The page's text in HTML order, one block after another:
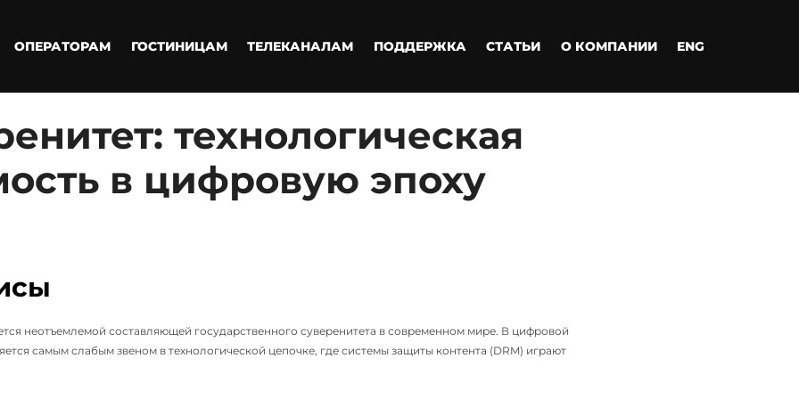
ОПЕРАТОРАМ ГОСТИНИЦАМ ТЕЛЕКАНАЛАМ ПОДДЕРЖКА СТАТЬИ О КОМПАНИИ ENG
технологическая
в цифровую эпоху
неотъемлемой составляющей государственного суверенитета в современном мире. В цифровой
самым слабым звеном в технологической цепочке, где системы защиты контента (DRM) играют